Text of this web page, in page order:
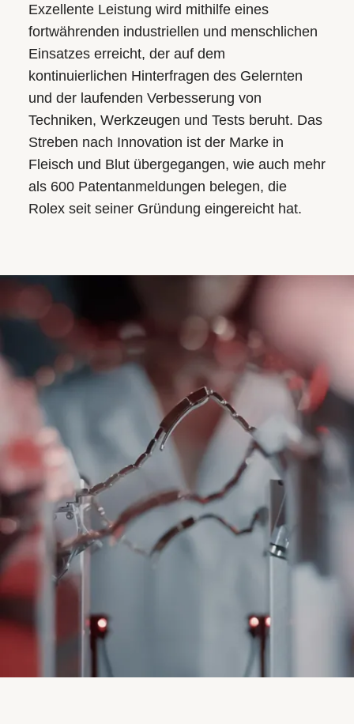
Exzellente Leistung wird mithilfe eines
fortwährenden industriellen und menschlichen
Einsatzes erreicht, der auf dem
kontinuierlichen Hinterfragen des Gelernten
und der laufenden Verbesserung von
Techniken, Werkzeugen und Tests beruht. Das
Streben nach Innovation ist der Marke in
Fleisch und Blut übergegangen, wie auch mehr
als 600 Patentanmeldungen belegen, die
Rolex seit seiner Gründung eingereicht hat.